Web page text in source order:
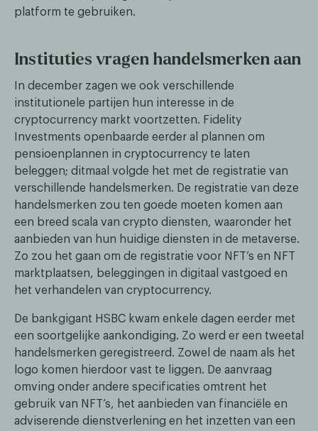
platform te gebruiken.
Instituties vragen handelsmerken aan
In december zagen we ook verschillende
institutionele partijen hun interesse in de
cryptocurrency markt voortzetten. Fidelity
Investments openbaarde eerder al plannen om
pensioenplannen in cryptocurrency te laten
beleggen; ditmaal volgde het met de registratie van
verschillende handelsmerken. De registratie van deze
handelsmerken zou ten goede moeten komen aan
een breed scala van crypto diensten, waaronder het
aanbieden van hun huidige diensten in de metaverse.
Zo zou het gaan om de registratie voor NFT’s en NFT
marktplaatsen, beleggingen in digitaal vastgoed en
het verhandelen van cryptocurrency.
De bankgigant HSBC kwam enkele dagen eerder met
een soortgelijke aankondiging. Zo werd er een tweetal
handelsmerken geregistreerd. Zowel de naam als het
logo komen hierdoor vast te liggen. De aanvraag
omving onder andere specificaties omtrent het
gebruik van NFT’s, het aanbieden van financiële en
adviserende dienstverlening en het inzetten van een